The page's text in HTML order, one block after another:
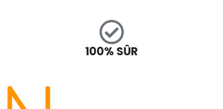
100% SÛR